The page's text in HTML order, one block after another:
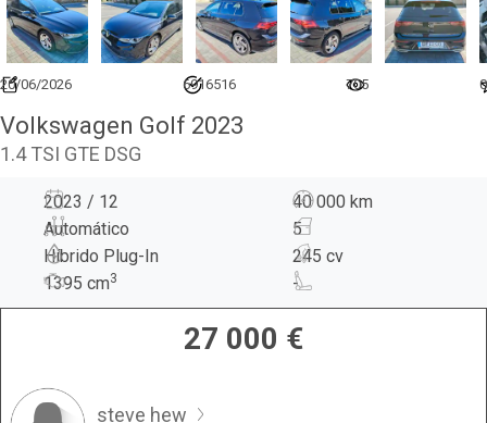
20/06/2026 6916516 705 0
Volkswagen Golf 2023
1.4 TSI GTE DSG
2023 / 12
40 000 km
Automático
5
Híbrido Plug-In
245 cv
1395 cm3 -
27 000 €
steve hew